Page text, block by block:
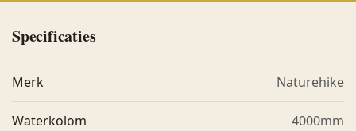
Specificaties
Merk Naturehike
Waterkolom 4000mm